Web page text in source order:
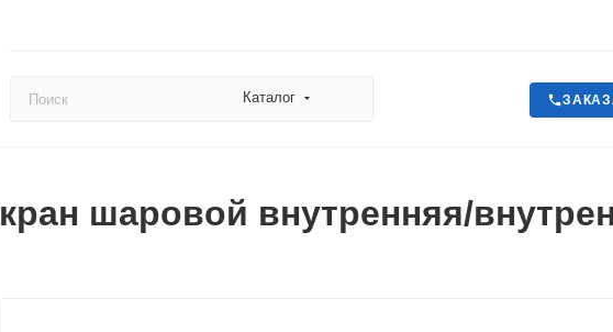
Каталог
кран шаровой внутренняя/